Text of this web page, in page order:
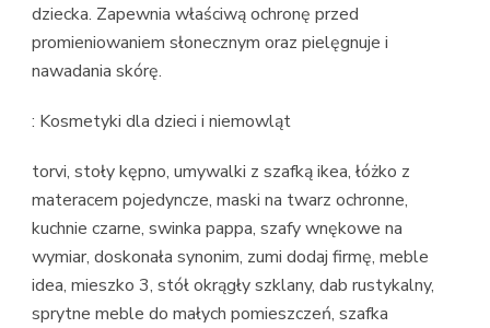
dziecka. Zapewnia właściwą ochronę przed
promieniowaniem słonecznym oraz pielęgnuje i
nawadania skórę.
: Kosmetyki dla dzieci i niemowląt
torvi, stoły kępno, umywalki z szafką ikea, łóżko z
materacem pojedyncze, maski na twarz ochronne,
kuchnie czarne, swinka pappa, szafy wnękowe na
wymiar, doskonała synonim, zumi dodaj firmę, meble
idea, mieszko 3, stół okrągły szklany, dab rustykalny,
sprytne meble do małych pomieszczeń, szafka